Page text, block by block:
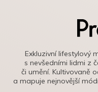
Exkluzivní lifestylový
s nevšedními lidmi z
či umění. Kultivovaně
a mapuje nejnovější